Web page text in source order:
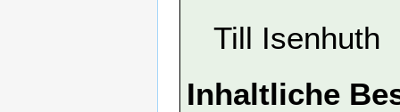
Till Isenhuth
Inhaltliche